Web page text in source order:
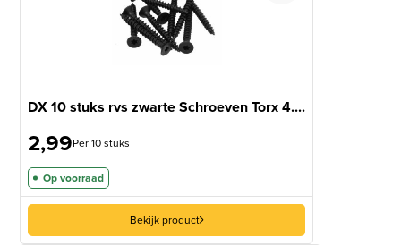
DX 10 stuks rvs zwarte Schroeven Torx 4....
2,99Per 10 stuks
Op voorraad
Bekijk product